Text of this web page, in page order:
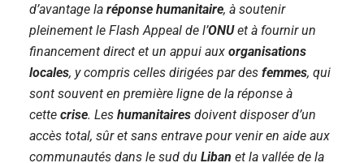
d’avantage la réponse humanitaire, à soutenir
pleinement le Flash Appeal de l’ONUet à fournir un
financement direct et un appui aux organisations
locales, y compris celles dirigées par des femmes, qui
sont souvent en première ligne de la réponse à
cette crise. Les humanitaires doivent disposer d’un
accès total, sûr et sans entrave pour venir en aide aux
communautés dans le sud du Liban et la vallée de la